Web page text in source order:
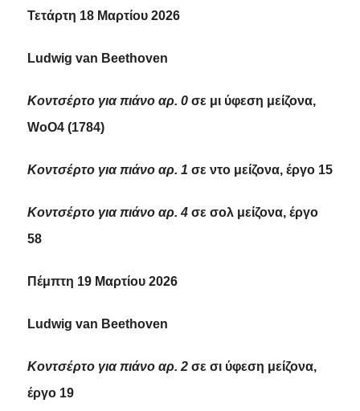
Τετάρτη 18 Μαρτίου 2026
Ludwig van Beethoven
Κοντσέρτο για πιάνο αρ. 0σε μι ύφεση μείζονα,
WoO4 (1784)
Κοντσέρτο για πιάνο αρ. 1 σε ντο μείζονα, έργο 15
Κοντσέρτο για πιάνο αρ. 4σε σολ μείζονα, έργο
58
Πέμπτη 19 Μαρτίου 2026
Ludwig van Beethoven
Κοντσέρτο για πιάνο αρ. 2σε σι ύφεση μείζονα,
έργο 19